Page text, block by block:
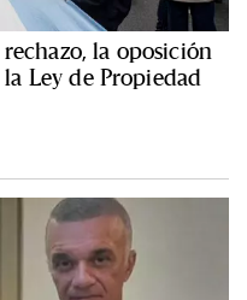
la oposición
Ley de Propiedad